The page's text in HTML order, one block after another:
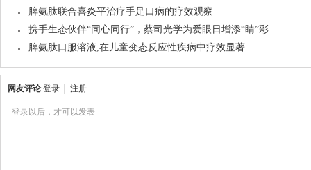
脾氨肽联合喜炎平治疗手足口病的疗效观察
携手生态伙伴“同心同行”，蔡司光学为爱眼日增添“睛”彩
脾氨肽口服溶液,在儿童变态反应性疾病中疗效显著
网友评论 登录 注册
登录以后，才可以发表